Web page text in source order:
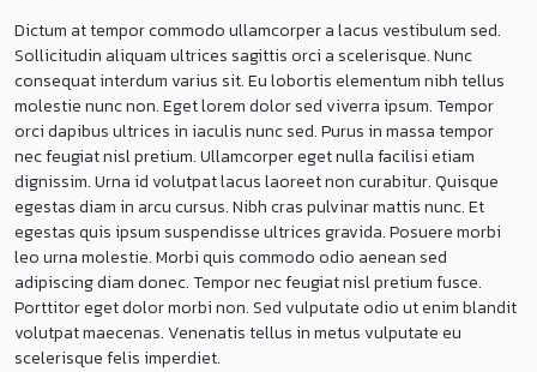
Dictum at tempor commodo ullamcorper a lacus vestibulum sed.
Sollicitudin aliquam ultrices sagittis orci a scelerisque. Nunc
consequat interdum varius sit. Eu lobortis elementum nibh tellus
molestie nunc non. Eget lorem dolor sed viverra ipsum. Tempor
orci dapibus ultrices in iaculis nunc sed. Purus in massa tempor
nec feugiat nisl pretium. Ullamcorper eget nulla facilisi etiam
dignissim. Urna id volutpat lacus laoreet non curabitur. Quisque
egestas diam in arcu cursus. Nibh cras pulvinar mattis nunc. Et
egestas quis ipsum suspendisse ultrices gravida. Posuere morbi
leo urna molestie. Morbi quis commodo odio aenean sed
adipiscing diam donec. Tempor nec feugiat nisl pretium fusce.
Porttitor eget dolor morbi non. Sed vulputate odio ut enim blandit
volutpat maecenas. Venenatis tellus in metus vulputate eu
scelerisque felis imperdiet.